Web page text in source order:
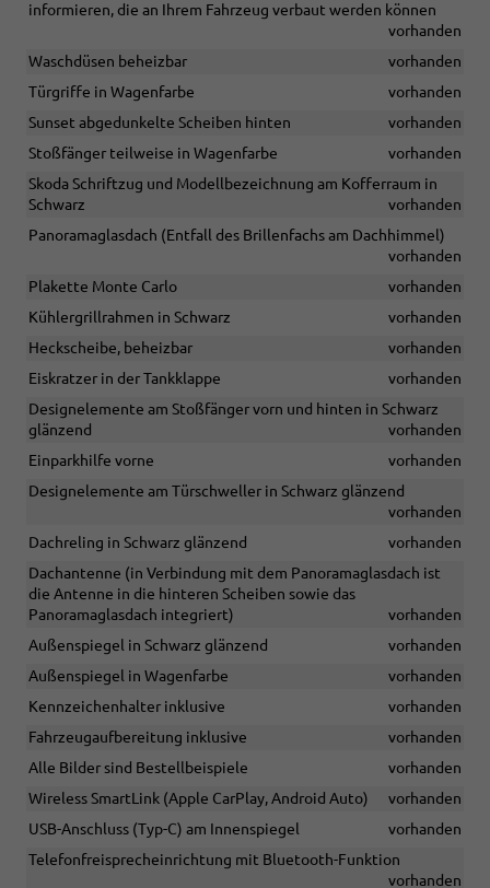
informieren, die an Ihrem Fahrzeug verbaut werden können
vorhanden
Waschdüsen beheizbar
vorhanden
Türgriffe in Wagenfarbe
vorhanden
Sunset abgedunkelte Scheiben hinten
vorhanden
Stoßfänger teilweise in Wagenfarbe
vorhanden
Skoda Schriftzug und Modellbezeichnung am Kofferraum in
Schwarz
vorhanden
Panoramaglasdach (Entfall des Brillenfachs am Dachhimmel)
vorhanden
Plakette Monte Carlo
vorhanden
Kühlergrillrahmen in Schwarz
vorhanden
Heckscheibe, beheizbar
vorhanden
Eiskratzer in der Tankklappe
vorhanden
Designelemente am Stoßfänger vorn und hinten in Schwarz
glänzend
vorhanden
Einparkhilfe vorne
vorhanden
Designelemente am Türschweller in Schwarz glänzend
vorhanden
Dachreling in Schwarz glänzend
vorhanden
Dachantenne (in Verbindung mit dem Panoramaglasdach ist
die Antenne in die hinteren Scheiben sowie das
Panoramaglasdach integriert)
vorhanden
Außenspiegel in Schwarz glänzend
vorhanden
Außenspiegel in Wagenfarbe
vorhanden
Kennzeichenhalter inklusive
vorhanden
Fahrzeugaufbereitung inklusive
vorhanden
Alle Bilder sind Bestellbeispiele
vorhanden
Wireless SmartLink (Apple CarPlay, Android Auto)
vorhanden
USB-Anschluss (Typ-C) am Innenspiegel
vorhanden
Telefonfreisprecheinrichtung mit Bluetooth-Funktion
vorhanden